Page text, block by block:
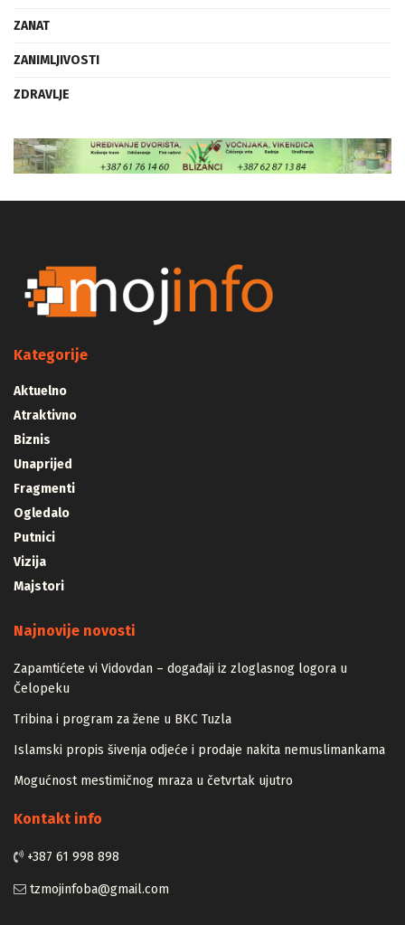
ZANAT
ZANIMLJIVOSTI
ZDRAVLJE
Kategorije
Aktuelno
Atraktivno
Biznis
Unaprijed
Fragmenti
Ogledalo
Putnici
Vizija
Majstori
Najnovije novosti
Zapamtićete vi Vidovdan – događaji iz zloglasnog logora u
Čelopeku
Tribina i program za žene u BKC Tuzla
Islamski propis šivenja odjeće i prodaje nakita nemuslimankama
Mogućnost mestimičnog mraza u četvrtak ujutro
Kontakt info
+387 61 998 898
tzmojinfoba@gmail.com